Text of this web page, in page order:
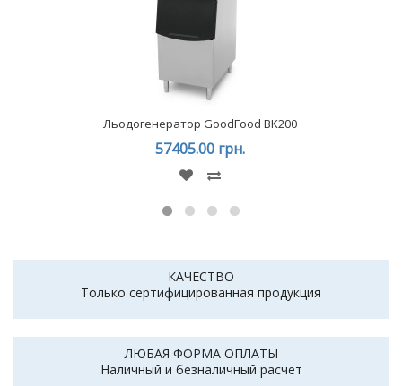
Льодогенератор GoodFood BK200
57405.00 грн.
КАЧЕСТВО
Только сертифицированная продукция
ЛЮБАЯ ФОРМА ОПЛАТЫ
Наличный и безналичный расчет